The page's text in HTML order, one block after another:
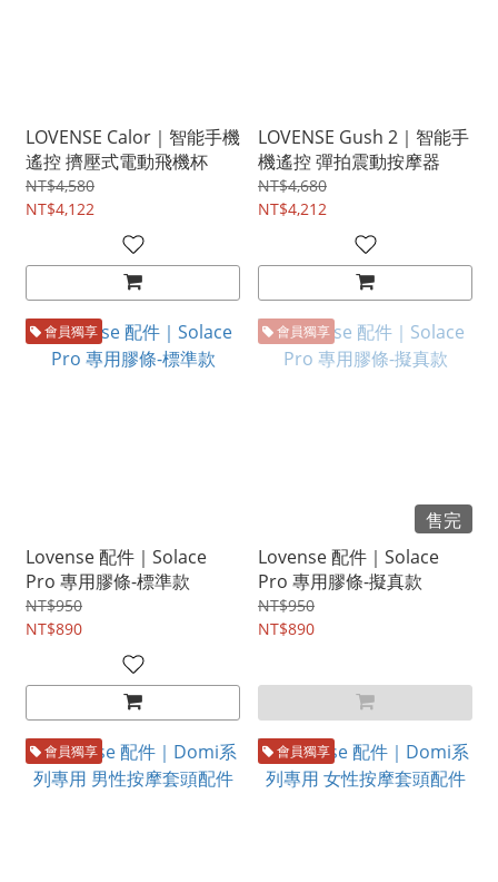
LOVENSE Calor｜智能手機
遙控 擠壓式電動飛機杯
NT$4,580
NT$4,122
LOVENSE Gush 2｜智能手
機遙控 彈拍震動按摩器
NT$4,680
NT$4,212
會員獨享
Lovense 配件｜Solace
Pro 專用膠條-標準款
NT$950
NT$890
會員獨享
售完
Lovense 配件｜Solace
Pro 專用膠條-擬真款
NT$950
NT$890
會員獨享 會員獨享